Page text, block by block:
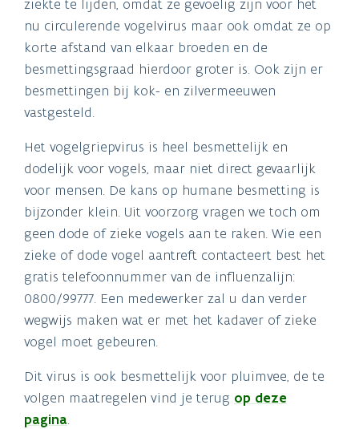
ziekte te lijden, omdat ze gevoelig zijn voor het
nu circulerende vogelvirus maar ook omdat ze op
korte afstand van elkaar broeden en de
besmettingsgraad hierdoor groter is. Ook zijn er
besmettingen bij kok- en zilvermeeuwen
vastgesteld.
Het vogelgriepvirus is heel besmettelijk en
dodelijk voor vogels, maar niet direct gevaarlijk
voor mensen. De kans op humane besmetting is
bijzonder klein. Uit voorzorg vragen we toch om
geen dode of zieke vogels aan te raken. Wie een
zieke of dode vogel aantreft contacteert best het
gratis telefoonnummer van de influenzalijn:
0800/99777. Een medewerker zal u dan verder
wegwijs maken wat er met het kadaver of zieke
vogel moet gebeuren.
Dit virus is ook besmettelijk voor pluimvee, de te
volgen maatregelen vind je terug op deze
pagina.